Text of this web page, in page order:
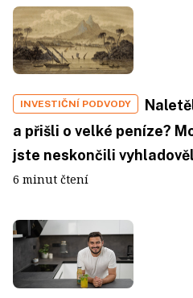
INVESTIČNÍ PODVODY
a přišli o velké peníze?
jste neskončili
6 minut čtení